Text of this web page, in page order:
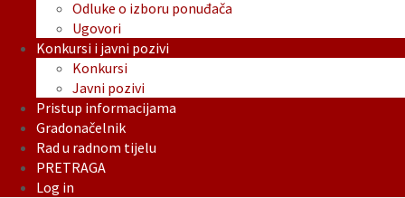
Odluke o izboru ponuđača
Ugovori
Konkursi i javni pozivi
Konkursi
Javni pozivi
Pristup informacijama
Gradonačelnik
Rad u radnom tijelu
PRETRAGA
Log in